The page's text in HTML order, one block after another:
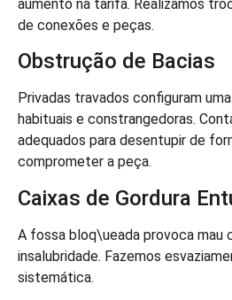
aumento na tarifa. Realizamos
de conexões e peças.
Obstrução de Bacias
Privadas travados configuram
habituais e constrangedoras.
adequados para desentupir de
comprometer a peça.
Caixas de Gordura
A fossa bloq\ueada provoca mau
insalubridade. Fazemos
sistemática.